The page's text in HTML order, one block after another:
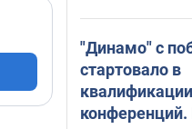
"Динамо" с
стартовало в
конференций.